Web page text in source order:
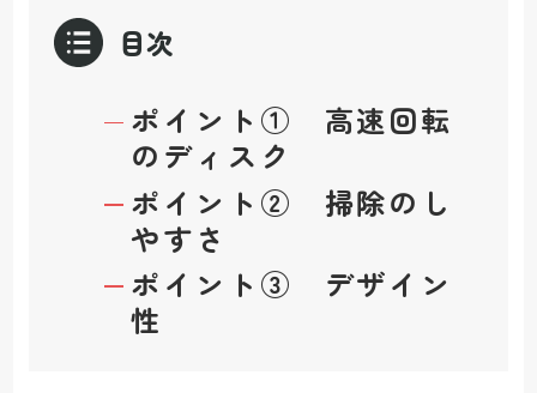
目次
ポイント① 高速回転
のディスク
ポイント② 掃除のし
やすさ
ポイント③ デザイン
性